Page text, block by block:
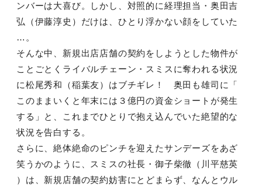
ンバーは大喜び。しかし、対照的に経理担当・奥田吉
弘（伊藤淳史）だけは、ひとり浮かない顔をしていた
…。
そんな中、新規出店店舗の契約をしようとした物件が
ことごとくライバルチェーン・スミスに奪われる状況
に松尾秀和（稲葉友）はブチギレ！ 奥田も雄司に「
このままいくと年末には３億円の資金ショートが発生
する」と、これまでひとりで抱え込んでいた絶望的な
状況を告白する。
さらに、絶体絶命のピンチを迎えたサンデーズをあざ
笑うかのように、スミスの社長・御子柴徹（川平慈英
）は、新規店舗の契約妨害にとどまらず、なんとウル